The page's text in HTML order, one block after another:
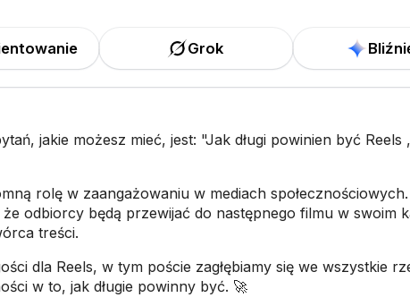
Grok
jakie możesz mieć, jest: "Jak długi powinien być Reels
rolę w zaangażowaniu w mediach społecznościowych.
odbiorcy będą przewijać do następnego filmu w swoim
treści.
dla Reels, w tym poście zagłębiamy się we wszystkie
w to, jak długie powinny być. 🚀